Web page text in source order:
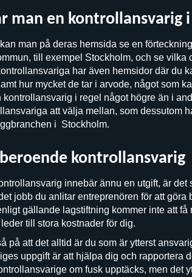
man en kontrollansvarig
man på deras hemsida se en
till exempel Stockholm, och se
har även hemsidor där du
hur mycket de tar i arvode, något som
kontrollansvarig i regel något högre än i
att välja mellan, som dessutom
i Stockholm.
kontrollansvarig
innebär ännu en utgift, är
jobb du anlitar entreprenören för att
gällande lagstiftning kommer inte att
till stora kostnader för dig.
på att det alltid är du som är ytterst
uppgift är att hjälpa dig och rapportera
om fusk upptäcks, men det